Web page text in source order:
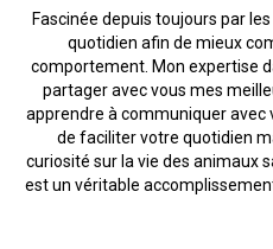
Fascinée depuis toujours par
quotidien afin de mieux
comportement. Mon expertise
partager avec vous mes
apprendre à communiquer avec
de faciliter votre quotidien
curiosité sur la vie des animaux
est un véritable